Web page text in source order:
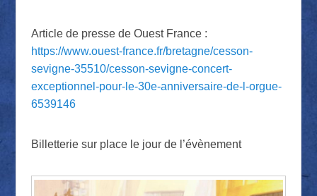
Article de presse de Ouest France :
https://www.ouest-france.fr/bretagne/cesson-
sevigne-35510/cesson-sevigne-concert-
exceptionnel-pour-le-30e-anniversaire-de-l-orgue-
6539146
Billetterie sur place le jour de l’évènement